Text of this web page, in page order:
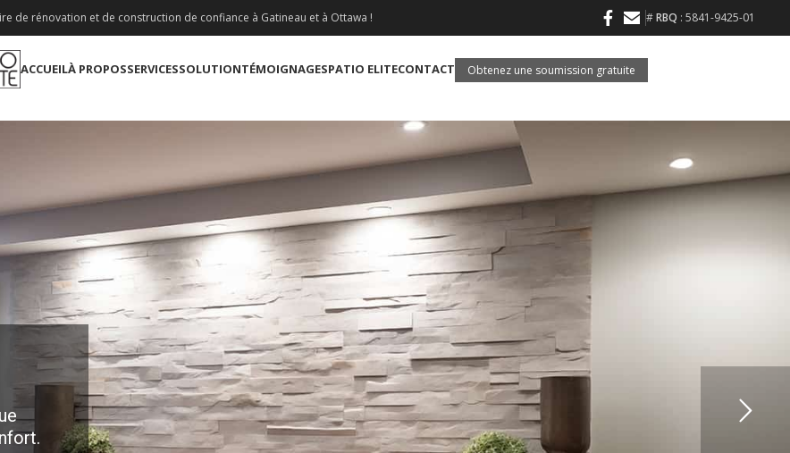
de rénovation et de construction de confiance à Gatineau et à Ottawa ! #RBQ : 5841-9425-01
ACCUEILÀ PROPOSSERVICESSOLUTIONTÉMOIGNAGESPATIO ELITECONTACT Obtenez une soumission gratuite